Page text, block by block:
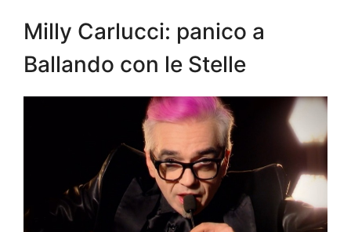
Milly Carlucci: panico a
Ballando con le Stelle